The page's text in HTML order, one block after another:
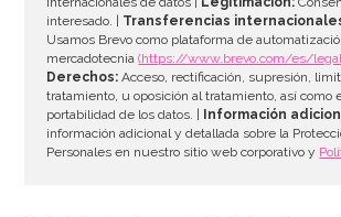
AÑADIR
interesado. | Transferencias
Usamos Brevo como plataforma de
mercadotecnia(https://www.brevo.com/es/
Derechos: Acceso, rectificación, supresión,
tratamiento, u oposición al tratamiento, así como
portabilidad de los datos. |
Información
información adicional y detallada sobre la
Personales en nuestro sitio web corporativo y